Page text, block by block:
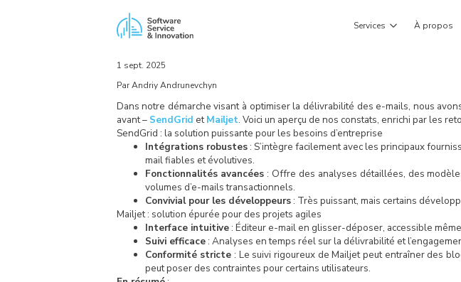
Services À propos
1 sept. 2025
Par Andriy Andrunevchyn
Dans notre démarche visant à optimiser la délivrabilité des e-mails, nous
avant – SendGrid etMailjet. Voici un aperçu de nos constats, enrichi par les
SendGrid : la solution puissante pour les besoins d’entreprise
Intégrations robustes: S’intègre facilement avec les principaux
mail fiables et évolutives.
Fonctionnalités avancées : Offre des analyses détaillées, des
volumes d’e-mails transactionnels.
Convivial pour les développeurs: Très puissant, mais certains
Mailjet : solution épurée pour des projets agiles
Interface intuitive: Éditeur e-mail en glisser-déposer, accessible
Suivi efficace: Analyses en temps réel sur la délivrabilité et
Conformité stricte : Le suivi rigoureux de Mailjet peut entraîner des
peut poser des contraintes pour certains utilisateurs.